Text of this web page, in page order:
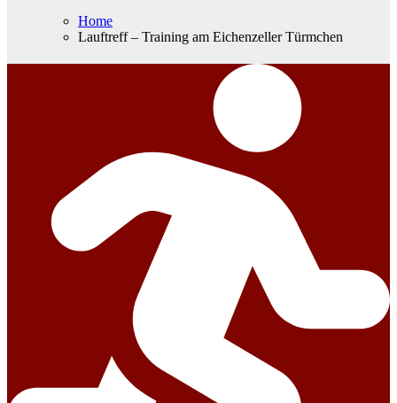
Home
Lauftreff – Training am Eichenzeller Türmchen